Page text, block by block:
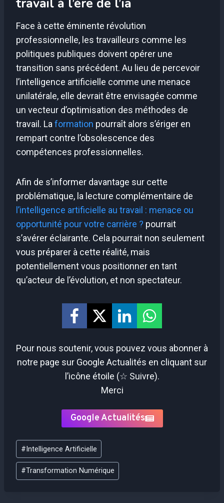
Face à cette éminente révolution
professionnelle, les travailleurs comme les
politiques publiques doivent opérer une
transition sans précédent. Au lieu de percevoir
l’intelligence artificielle comme une menace
unilatérale, elle devrait être envisagée comme
un vecteur d’optimisation des méthodes de
travail. Laformation pourraît alors s’ériger en
rempart contre l’obsolescence des
compétences professionnelles.
Afin de s’informer davantage sur cette
problématique, la lecture complémentaire de
l’intelligence artificielle au travail : menace ou
opportunité pour votre carrière ? pourrait
s’avérer éclairante. Cela pourrait non seulement
vous préparer à cette réalité, mais
potentiellement vous positionner en tant
qu’acteur de l’évolution, et non spectateur.
Pour nous soutenir, vous pouvez vous abonner à
notre page sur Google Actualités en cliquant sur
l’icône étoile (☆ Suivre).
Merci
Google Actualités
Étiquettes
de
la
# Intelligence Artificielle
#Transformation Numérique